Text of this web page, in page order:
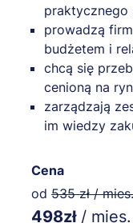
praktycznego
prowadzą
budżetem i
chcą się
cenioną na
zarządzają
im wiedzy
Cena
od 535 zł / mies.
498zł / mies.